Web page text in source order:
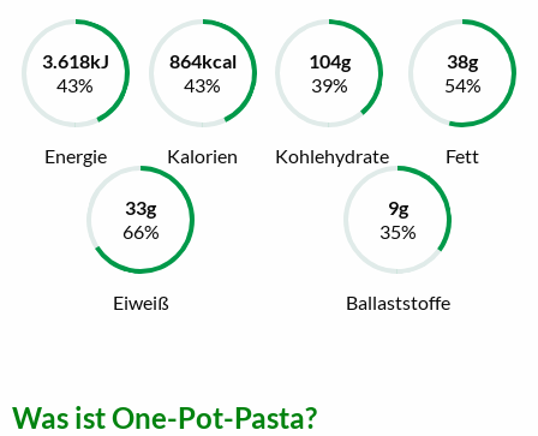
Energie Kalorien Kohlehydrate Fett
Eiweiß Ballaststoffe
Was ist One-Pot-Pasta?